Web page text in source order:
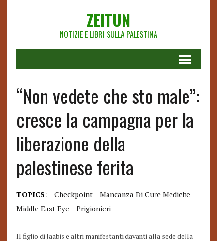
ZEITUN
NOTIZIE E LIBRI SULLA PALESTINA
“Non vedete che sto male”:
cresce la campagna per la
liberazione della
palestinese ferita
TOPICS: Checkpoint
Mancanza Di Cure Mediche
Middle East Eye
Prigionieri
Il figlio di Jaabis e altri manifestanti davanti alla sede della